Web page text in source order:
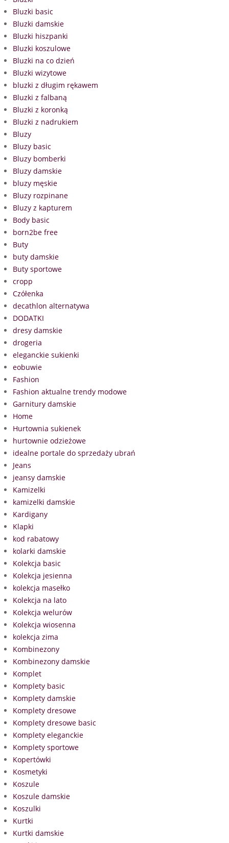
Bluzki basic
Bluzki damskie
Bluzki hiszpanki
Bluzki koszulowe
Bluzki na co dzień
Bluzki wizytowe
bluzki z długim rękawem
Bluzki z falbaną
Bluzki z koronką
Bluzki z nadrukiem
Bluzy
Bluzy basic
Bluzy bomberki
Bluzy damskie
bluzy męskie
Bluzy rozpinane
Bluzy z kapturem
Body basic
born2be free
Buty
buty damskie
Buty sportowe
cropp
Czółenka
decathlon alternatywa
DODATKI
dresy damskie
drogeria
eleganckie sukienki
eobuwie
Fashion
Fashion aktualne trendy modowe
Garnitury damskie
Home
Hurtownia sukienek
hurtownie odzieżowe
idealne portale do sprzedaży ubrań
Jeans
jeansy damskie
Kamizelki
kamizelki damskie
Kardigany
Klapki
kod rabatowy
kolarki damskie
Kolekcja basic
Kolekcja jesienna
kolekcja masełko
Kolekcja na lato
Kolekcja welurów
Kolekcja wiosenna
kolekcja zima
Kombinezony
Kombinezony damskie
Komplet
Komplety basic
Komplety damskie
Komplety dresowe
Komplety dresowe basic
Komplety eleganckie
Komplety sportowe
Kopertówki
Kosmetyki
Koszule
Koszule damskie
Koszulki
Kurtki
Kurtki damskie